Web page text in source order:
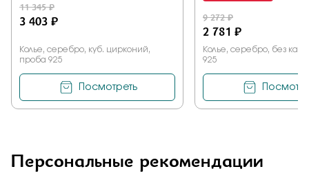
11 345 ₽
3 403 ₽
Колье, серебро, куб. цирконий,
проба 925
Посмотреть
9 272 ₽
2 781 ₽
Колье, серебро, без
925
Персональные рекомендации